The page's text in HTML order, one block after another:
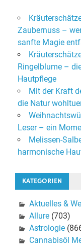
Zaubernuss –
sanfte Magie
Ringelblume –
Hautpflege
Mit der Kraft
die Natur
Leser – ein
Melissen-
harmonische
KATEGORIEN
Aktuelles &
Allure(703)
Astrologie
Cannabisöl